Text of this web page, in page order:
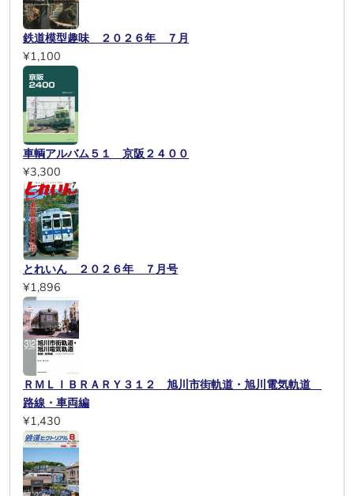
鉄道模型趣味 ２０２６年 ７月
¥1,100
車輌アルバム５１ 京阪２４００
¥3,300
とれいん ２０２６年 ７月号
¥1,896
ＲＭＬＩＢＲＡＲＹ３１２ 旭川市街軌道・旭川電気軌道
路線・車両編
¥1,430